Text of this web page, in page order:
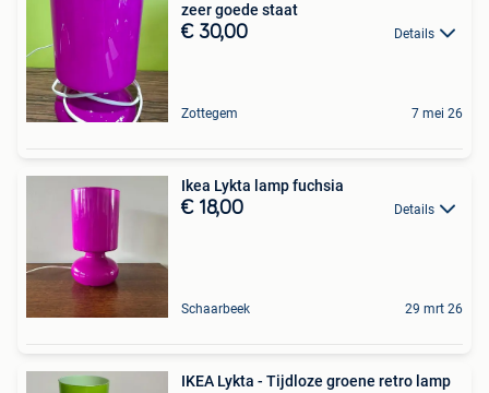
zeer goede staat
€ 30,00 Details
Zottegem 7 mei 26
Ikea Lykta lamp fuchsia
€ 18,00 Details
Schaarbeek 29 mrt 26
IKEA Lykta - Tijdloze groene retro lamp